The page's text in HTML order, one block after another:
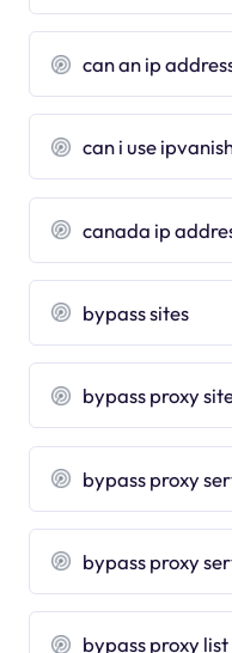
can an ip
can i use
canada ip
bypass sites
bypass proxy
bypass proxy
bypass proxy
bypass proxy list